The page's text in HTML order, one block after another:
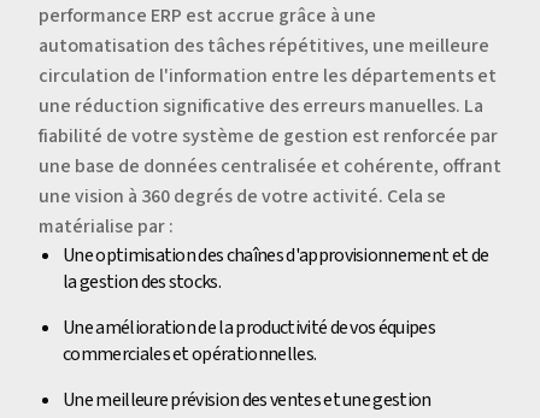
performance ERP est accrue grâce à une
automatisation des tâches répétitives, une meilleure
circulation de l'information entre les départements et
une réduction significative des erreurs manuelles. La
fiabilité de votre système de gestion est renforcée par
une base de données centralisée et cohérente, offrant
une vision à 360 degrés de votre activité. Cela se
matérialise par :
Une optimisation des chaînes d'approvisionnement et de
la gestion des stocks.
Une amélioration de la productivité de vos équipes
commerciales et opérationnelles.
Une meilleure prévision des ventes et une gestion